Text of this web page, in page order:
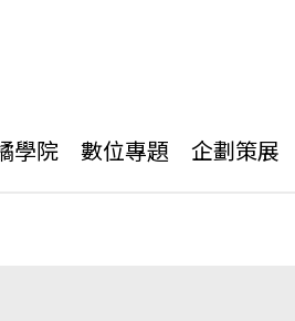
學院 數位專題 企劃策展